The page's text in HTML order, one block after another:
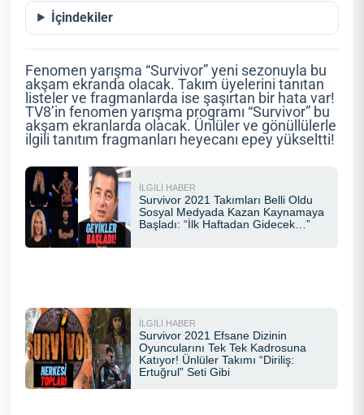
İçindekiler
Fenomen yarışma “Survivor” yeni sezonuyla bu
akşam ekranda olacak. Takım üyelerini tanıtan
listeler ve fragmanlarda ise şaşırtan bir hata var!
TV8’in fenomen yarışma programı “Survivor” bu
akşam ekranlarda olacak. Ünlüler ve gönüllülerle
ilgili tanıtım fragmanları heyecanı epey yükseltti!